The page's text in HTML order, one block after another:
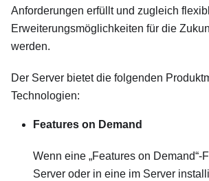
Anforderungen erfüllt und zugleich
Erweiterungsmöglichkeiten für die
werden.
Der Server bietet die folgenden
Technologien:
Features on Demand
Wenn eine „Features on Demand“-
Server oder in eine im Server